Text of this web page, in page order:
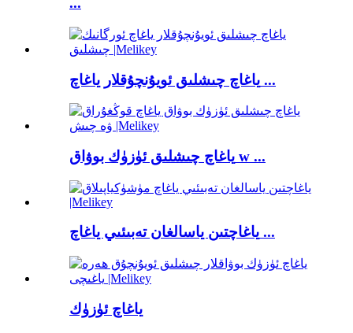
ياغاچ چىشلىق ئويۇنچۇقلار ياغاچ ...
ياغاچ چىشلىق ئۈزۈك بوۋاق w ...
ياغاچتىن ياسالغان تەبىئىي ياغاچ ...
ياغاچ ئۈزۈك